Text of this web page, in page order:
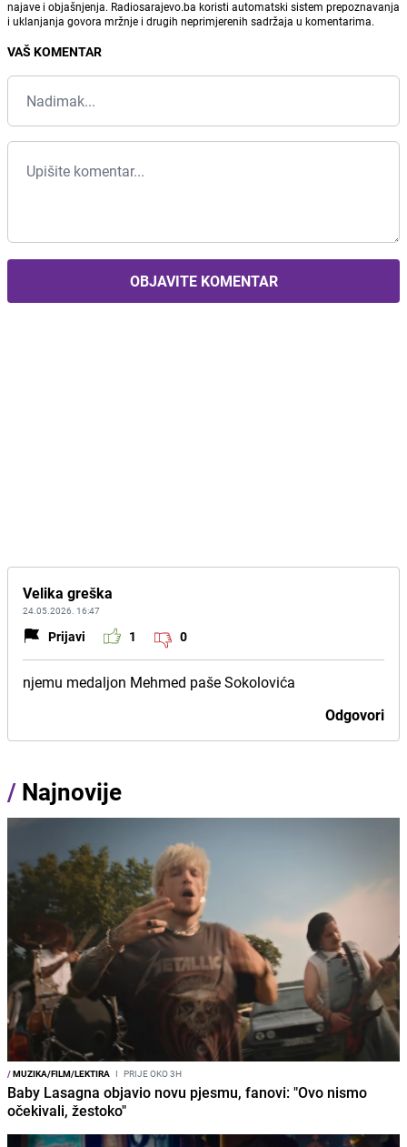
najave i objašnjenja. Radiosarajevo.ba koristi automatski sistem prepoznavanja
i uklanjanja govora mržnje i drugih neprimjerenih sadržaja u komentarima.
VAŠ KOMENTAR
OBJAVITE KOMENTAR
Velika greška
24.05.2026. 16:47
Prijavi 1 0
njemu medaljon Mehmed paše Sokolovića
Odgovori
/ Najnovije
/MUZIKA/FILM/LEKTIRA I PRIJE OKO 3H
Baby Lasagna objavio novu pjesmu, fanovi: "Ovo nismo
očekivali, žestoko"